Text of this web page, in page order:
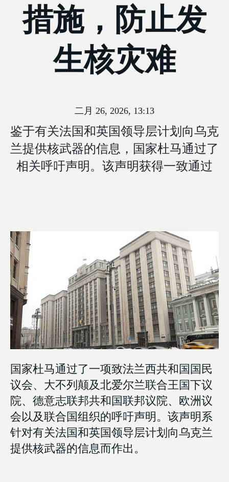
措施，防止发
生核灾难
鉴于有关法国和英国领导层计划向乌克
兰提供核武器的信息，国家杜马通过了
相关呼吁声明。该声明获得一致通过
二月 26, 2026, 13:13
国家杜马通过了一项致法兰西共和国国民
议会、大不列颠及北爱尔兰联合王国下议
院、德意志联邦共和国联邦议院、欧洲议
会以及联合国组织的呼吁声明。该声明系
针对有关法国和英国领导层计划向乌克兰
提供核武器的信息而作出。